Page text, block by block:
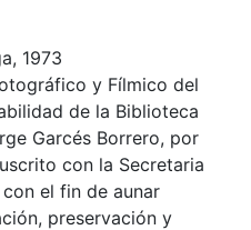
1973
y Fílmico del
de la Biblioteca
Garcés Borrero, por
con la Secretaria
el fin de aunar
preservación y